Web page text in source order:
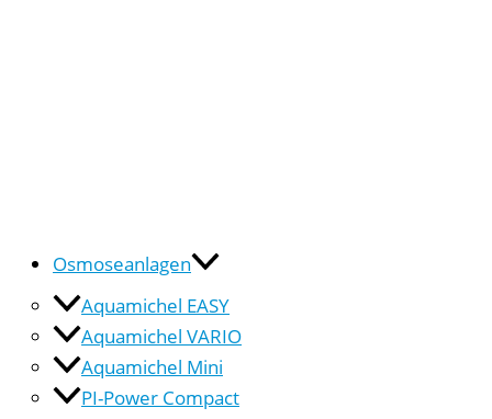
Osmoseanlagen
Aquamichel EASY
Aquamichel VARIO
Aquamichel Mini
PI-Power Compact